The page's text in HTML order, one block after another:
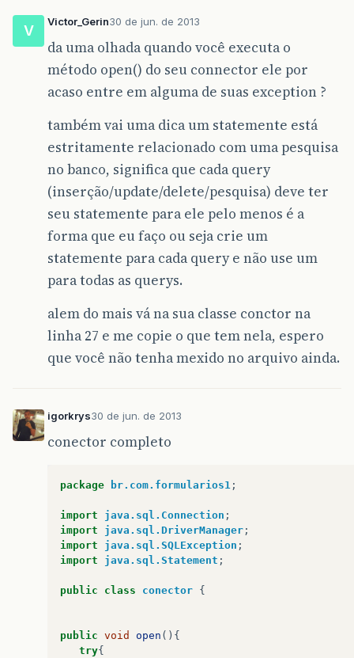
V
Victor_Gerin30 de jun. de 2013
da uma olhada quando você executa o
método open() do seu connector ele por
acaso entre em alguma de suas exception ?
também vai uma dica um statemente está
estritamente relacionado com uma pesquisa
no banco, significa que cada query
(inserção/update/delete/pesquisa) deve ter
seu statemente para ele pelo menos é a
forma que eu faço ou seja crie um
statemente para cada query e não use um
para todas as querys.
alem do mais vá na sua classe conctor na
linha 27 e me copie o que tem nela, espero
que você não tenha mexido no arquivo ainda.
igorkrys30 de jun. de 2013
conector completo
package br.com.formularios1 ;
import java.sql.Connection ;
import
java.sql.DriverManager ;
import
java.sql.SQLException ;
import
java.sql.Statement ;
public class conector {
public void open (){
try{